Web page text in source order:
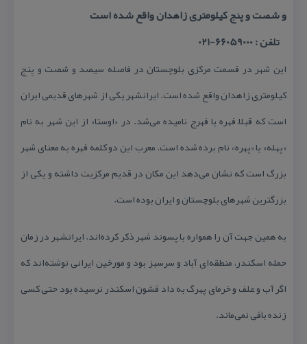
و شصت و پنج كیلومتری زاهدان واقع شده است
تلفن : 66059000-021
این شهر در قسمت مركزی بلوچستان در فاصله سیصد و شصت و پنج
كیلومتری زاهدان واقع شده است. ایرانشهر یكی از شهرهای قدیمی ایران
است كه قبلاً فهره یا فهرج نامیده می‌شد. در «اوستا» از این شهر به نام
«پهله» یا «پهره» نام برده شده است. معرب این دو كلمه فهره به معنای شهر
بزرگ است كه نشان می‌دهد این مكان در قدیم مركزیت داشته و یكی از
بزرگترین شهرهای بلوچستان و ایران بوده است.
به همین جهت آن را همواره با پسوند شهر ذكر كرده‌اند. ایرانشهر در زمان
حمله اسكندر، منطقه‌ای آباد و سرسبز بود و مورخین ایرانی نوشته‌اند كه
اگر آب و علف و خرمای پهرگ به داد قشون اسكندر نرسیده بود حتی كسی
زنده باقی نمی‌ماند.